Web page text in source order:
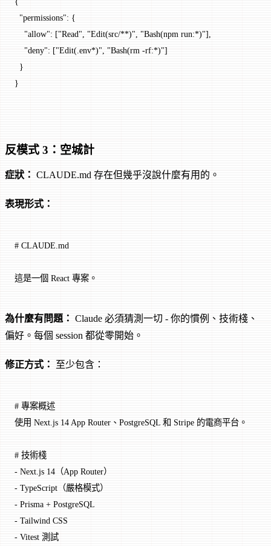
  "permissions"
: {
    "allow"
: ["Read", "Edit(src/**)", "Bash(npm run:*)"],
    "deny"
: ["Edit(.env*)", "Bash(rm -rf:*)"]
  }
}
反模式 3：空城計
症狀： CLAUDE.md 存在但幾乎沒說什麼有用的。
表現形式：
# CLAUDE.md
這是一個 React 專案。
為什麼有問題： Claude 必須猜測一切 - 你的慣例、技術棧、
偏好。每個 session 都從零開始。
修正方式： 至少包含：
# 專案概述
使用 Next.js 14 App Router、PostgreSQL 和 Stripe 的電商平台。
# 技術棧
- Next.js 14（App Router）
- TypeScript（嚴格模式）
- Prisma + PostgreSQL
- Tailwind CSS
- Vitest 測試